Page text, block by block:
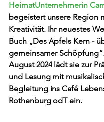
HeimatUnternehmerin
begeistert unsere Region
Kreativität. Ihr neuestes
Buch „Des Apfels Kern -
gemeinsamer
August 2024 lädt sie zur
und Lesung mit
Begleitung ins Café
Rothenburg odT ein.